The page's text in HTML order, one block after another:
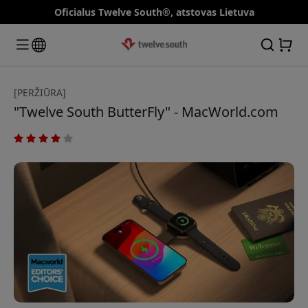
Oficialus Twelve South®, atstovas Lietuva
[PERŽIŪRA]
"Twelve South ButterFly" - MacWorld.com